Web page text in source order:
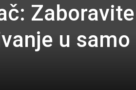
Zaboravite
u samo